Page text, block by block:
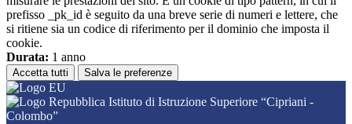
prefisso _pk_id è seguito da una breve serie di numeri e lettere, che
si ritiene sia un codice di riferimento per il dominio che imposta il
cookie.
Durata: 1 anno
Accetta tutti Salva le preferenze
Istituto di Istruzione Superiore “Cipriani -
Colombo”